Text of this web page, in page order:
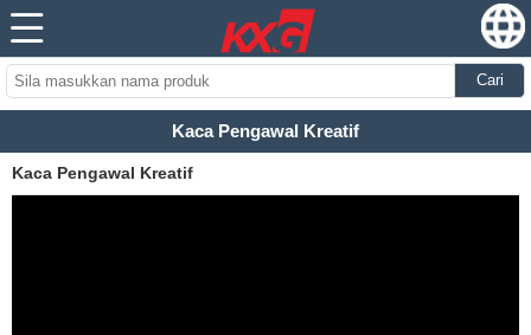
Cari
Kaca Pengawal Kreatif
Kaca Pengawal Kreatif